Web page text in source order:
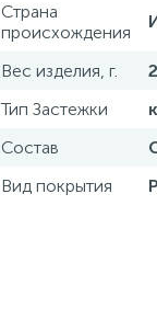
Страна
происхождения
Вес изделия, г.
Тип Застежки
Состав
Вид покрытия